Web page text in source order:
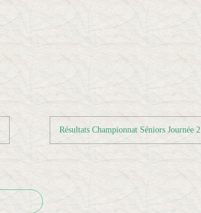
Résultats Championnat Séniors Journée 2